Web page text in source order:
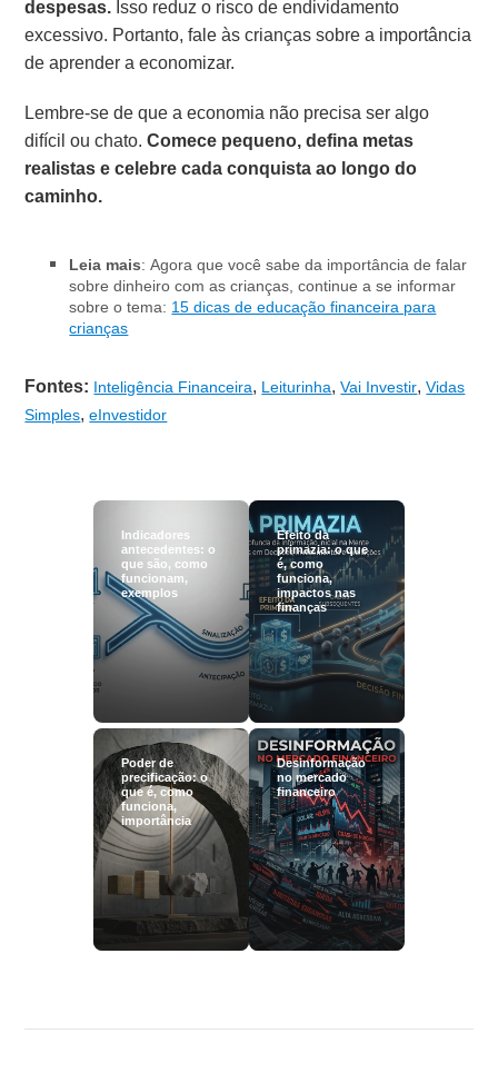
despesas. Isso reduz o risco de endividamento
excessivo. Portanto, fale às crianças sobre a importância
de aprender a economizar.
Lembre-se de que a economia não precisa ser algo
difícil ou chato.Comece pequeno, defina metas
realistas e celebre cada conquista ao longo do
caminho.
Leia mais: Agora que você sabe da importância de falar
sobre dinheiro com as crianças, continue a se informar
sobre o tema: 15 dicas de educação financeira para
crianças
Fontes: Inteligência Financeira, Leiturinha,Vai Investir,Vidas
Simples,eInvestidor
Indicadores
antecedentes: o
que são, como
funcionam,
exemplos
Efeito da
primazia: o que
é, como
funciona,
impactos nas
finanças
Poder de
precificação: o
que é, como
funciona,
importância
Desinformação
no mercado
financeiro